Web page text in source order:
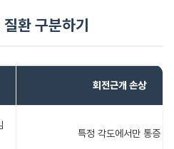
환 구분하기
회전근개 손상
특정 각도에서만 통증